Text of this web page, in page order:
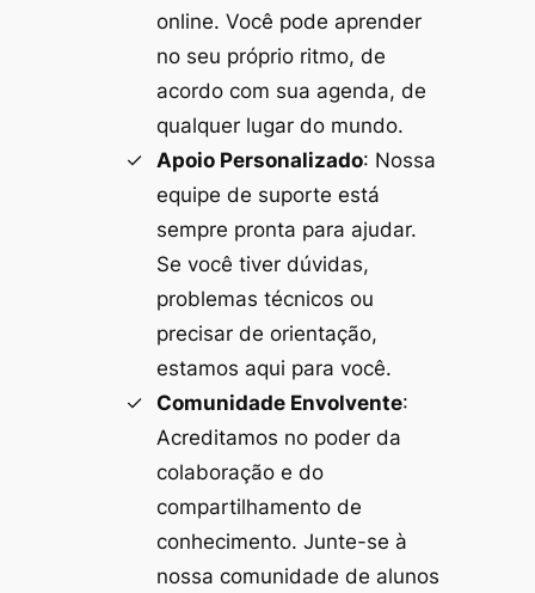
online. Você pode aprender
no seu próprio ritmo, de
acordo com sua agenda, de
qualquer lugar do mundo.
Apoio Personalizado: Nossa
equipe de suporte está
sempre pronta para ajudar.
Se você tiver dúvidas,
problemas técnicos ou
precisar de orientação,
estamos aqui para você.
Comunidade Envolvente:
Acreditamos no poder da
colaboração e do
compartilhamento de
conhecimento. Junte-se à
nossa comunidade de alunos